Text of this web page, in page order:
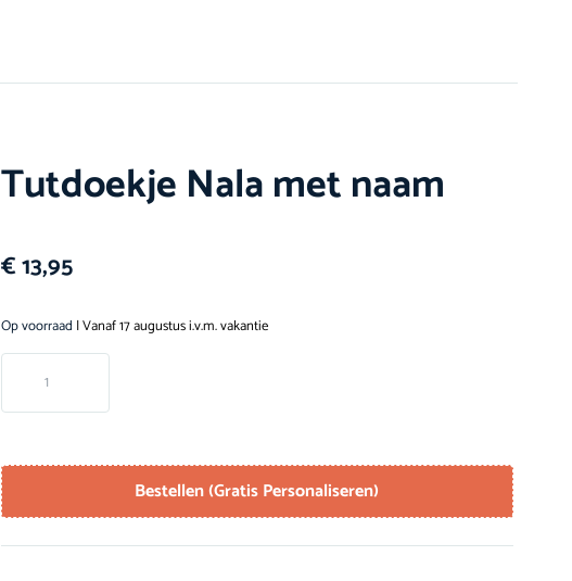
Tutdoekje Nala met naam
€13,95
Op voorraad | Vanaf 17 augustus i.v.m. vakantie
Bestellen (Gratis Personaliseren)